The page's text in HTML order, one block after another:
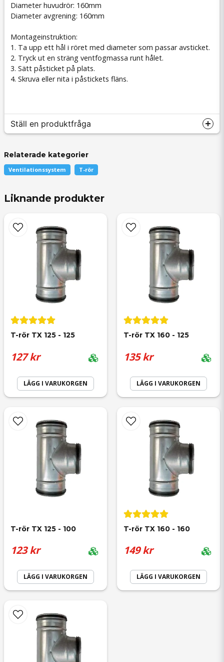
Diameter huvudrör: 160mm
Diameter avgrening: 160mm
Montageinstruktion:
1. Ta upp ett hål i röret med diameter som passar avsticket.
2. Tryck ut en sträng ventfogmassa runt hålet.
3. Sätt påsticket på plats.
4. Skruva eller nita i påstickets fläns.
Ställ en produktfråga
question
Namn
Mejladress
Relaterade kategorier
Ventilationssystem T-rör
Liknande produkter
T-rör TX 125 - 125
127 kr
LÄGG I VARUKORGEN
T-rör TX 160 - 125
135 kr
LÄGG I VARUKORGEN
T-rör TX 125 - 100
123 kr
LÄGG I VARUKORGEN
T-rör TX 160 - 160
149 kr
LÄGG I VARUKORGEN